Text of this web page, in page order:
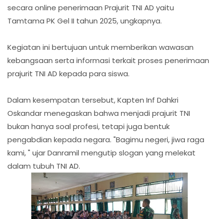
secara online penerimaan Prajurit TNI AD yaitu
Tamtama PK Gel II tahun 2025, ungkapnya.
Kegiatan ini bertujuan untuk memberikan wawasan
kebangsaan serta informasi terkait proses penerimaan
prajurit TNI AD kepada para siswa.
Dalam kesempatan tersebut, Kapten Inf Dahkri
Oskandar menegaskan bahwa menjadi prajurit TNI
bukan hanya soal profesi, tetapi juga bentuk
pengabdian kepada negara. "Bagimu negeri, jiwa raga
kami, " ujar Danramil mengutip slogan yang melekat
dalam tubuh TNI AD.